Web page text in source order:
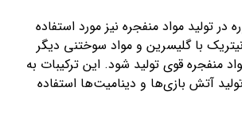
تولید مواد منفجره نیز مورد استفاده
با گلیسرین و مواد سوختنی دیگر
منفجره قوی تولید شود. این ترکیبات به
آتش بازی‌ها و دینامیت‌ها استفاده